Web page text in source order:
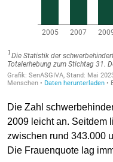
Die Zahl
2009 leicht an. Seitdem
zwischen rund 343.000
Die Frauenquote lag